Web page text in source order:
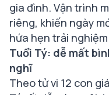
gia đình. Vận trình
riêng, khiến ngày
hứa hẹn trải
Tuổi Tý: dễ mất
nghĩ
Theo tử vi 12 con